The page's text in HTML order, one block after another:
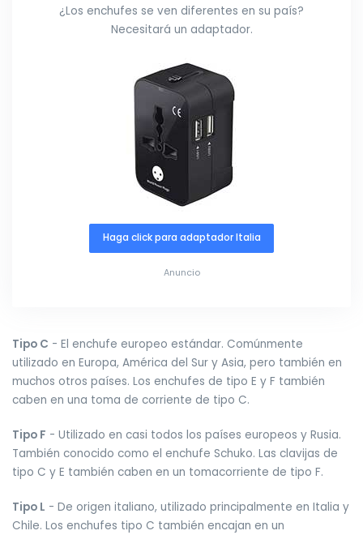
¿Los enchufes se ven diferentes en su país?
Necesitará un adaptador.
Haga click para adaptador Italia
Anuncio
Tipo C - El enchufe europeo estándar. Comúnmente
utilizado en Europa, América del Sur y Asia, pero también en
muchos otros países. Los enchufes de tipo E y F también
caben en una toma de corriente de tipo C.
Tipo F - Utilizado en casi todos los países europeos y Rusia.
También conocido como el enchufe Schuko. Las clavijas de
tipo C y E también caben en un tomacorriente de tipo F.
Tipo L - De origen italiano, utilizado principalmente en Italia y
Chile. Los enchufes tipo C también encajan en un